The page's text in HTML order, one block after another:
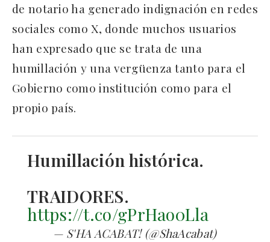
de notario ha generado indignación en redes
sociales como X, donde muchos usuarios
han expresado que se trata de una
humillación y una vergüenza tanto para el
Gobierno como institución como para el
propio país.
Humillación histórica.
TRAIDORES.
https://t.co/gPrHao0Lla
— S'HA ACABAT! (@ShaAcabat)